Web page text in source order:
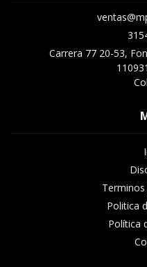
Carrera 77 20-53,
Politica
Política